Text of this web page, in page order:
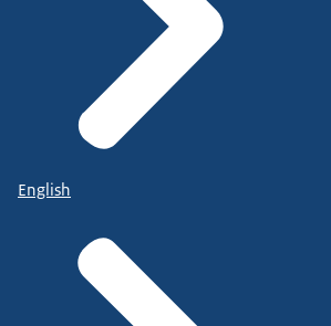
English